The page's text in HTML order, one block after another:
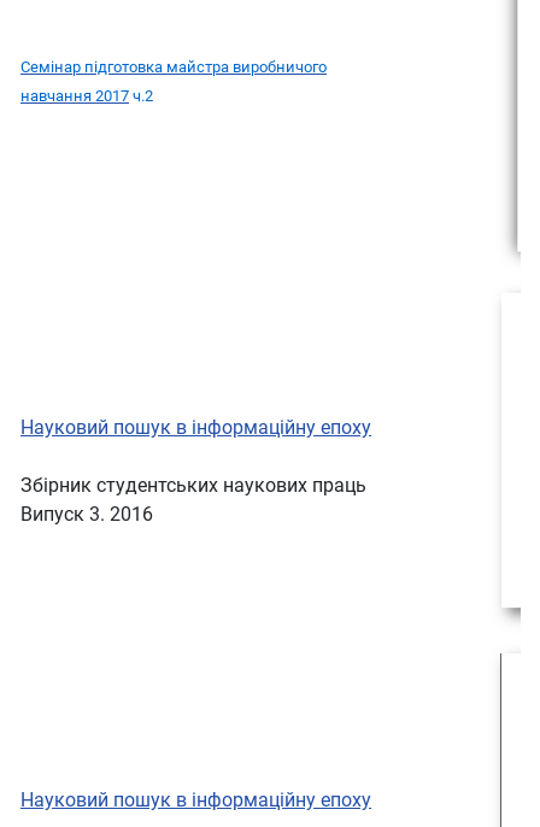
Семінар підготовка майстра виробничого
навчання 2017 ч.2
Науковий пошук в інформаційну епоху
Збірник студентських наукових праць
Випуск 3. 2016
Науковий пошук в інформаційну епоху